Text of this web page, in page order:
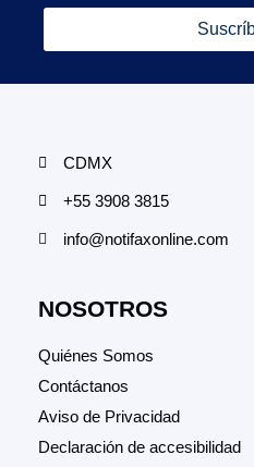
CDMX
+55 3908 3815
info@notifaxonline.com
NOSOTROS
Quiénes Somos
Contáctanos
Aviso de Privacidad
Declaración de accesibilidad